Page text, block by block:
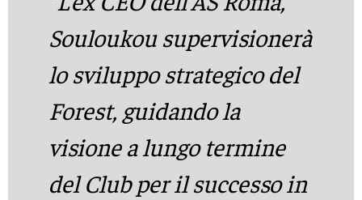
Souloukou supervisionerà
lo sviluppo strategico del
Forest, guidando la
visione a lungo termine
del Club per il successo in